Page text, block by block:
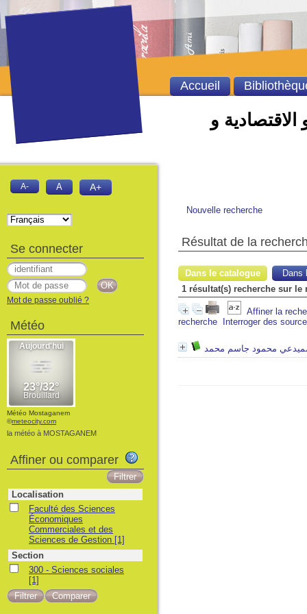
الاقتصادية و
Nouvelle recherche
Résultat de la
Dans le catalogue Dans
Affiner la
recherche
Interroger des
محمود جاسم محمد
Accueil
A- A A+
Se connecter
Mot de passe oublié ?
Météo
Météo Mostaganem
©meteocity.com
la météo à MOSTAGANEM
Affiner ou comparer
Localisation
Faculté des Sciences
Économiques
Commerciales et des
Sciences de Gestion [1]
Section
300 - Sciences sociales
[1]